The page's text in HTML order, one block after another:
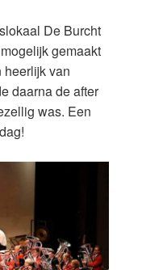
De Burcht
gemaakt
van
daarna de after
was. Een